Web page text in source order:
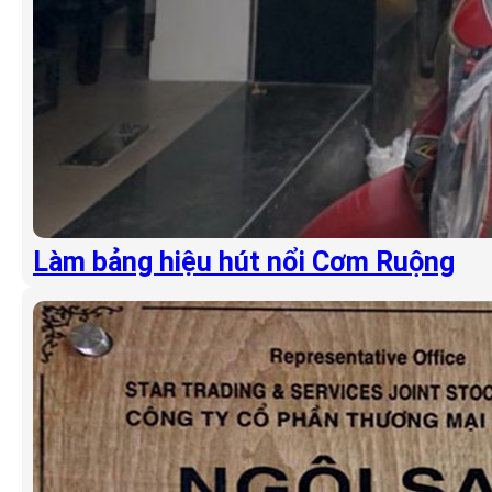
Làm bảng hiệu hút nổi Cơm Ruộng